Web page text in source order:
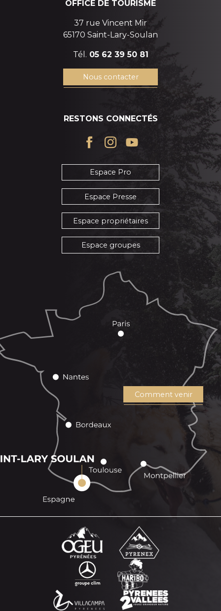
OFFICE DE TOURISME
37 rue Vincent Mir
65170 Saint-Lary-Soulan
Tél. 05 62 39 50 81
Nous contacter
RESTONS CONNECTÉS
Espace Pro
Espace Presse
Espace propriétaires
Espace groupes
Comment venir